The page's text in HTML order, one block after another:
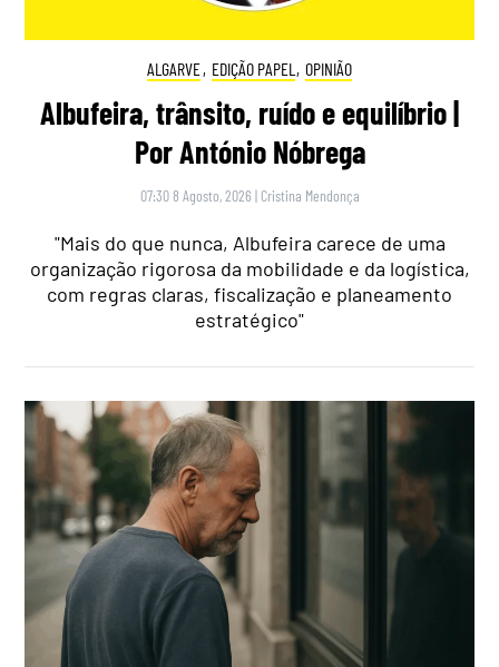
ALGARVE, EDIÇÃO PAPEL , OPINIÃO
Albufeira, trânsito, ruído e equilíbrio |
Por António Nóbrega
07:30 8 Agosto, 2026 | Cristina Mendonça
"Mais do que nunca, Albufeira carece de uma
organização rigorosa da mobilidade e da logística,
com regras claras, fiscalização e planeamento
estratégico"